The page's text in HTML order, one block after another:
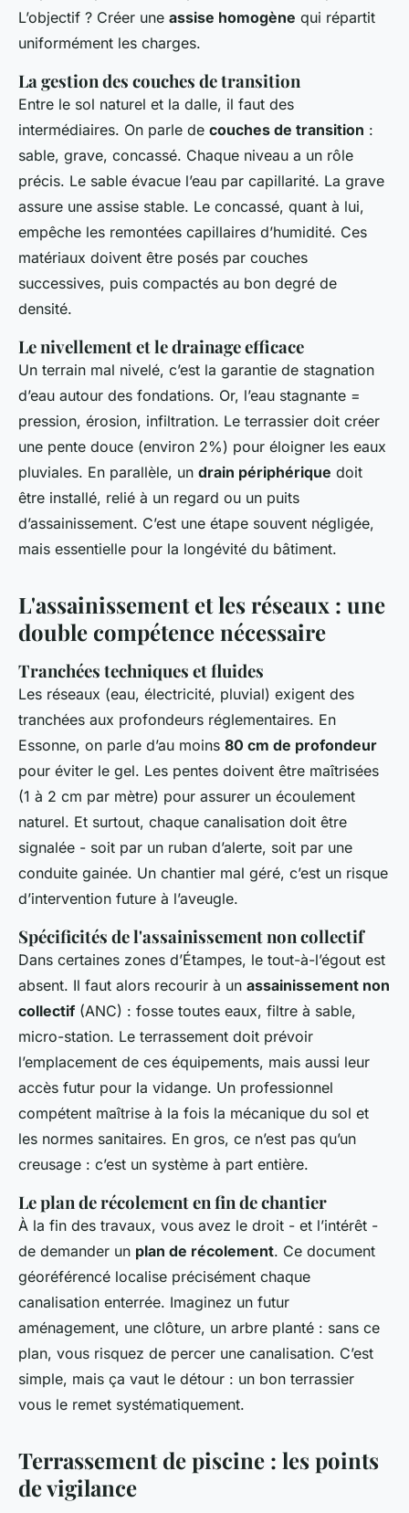
L’objectif ? Créer une assise homogène qui répartit
uniformément les charges.
La gestion des couches de transition
Entre le sol naturel et la dalle, il faut des
intermédiaires. On parle de couches de transition :
sable, grave, concassé. Chaque niveau a un rôle
précis. Le sable évacue l’eau par capillarité. La grave
assure une assise stable. Le concassé, quant à lui,
empêche les remontées capillaires d’humidité. Ces
matériaux doivent être posés par couches
successives, puis compactés au bon degré de
densité.
Le nivellement et le drainage efficace
Un terrain mal nivelé, c’est la garantie de stagnation
d’eau autour des fondations. Or, l’eau stagnante =
pression, érosion, infiltration. Le terrassier doit créer
une pente douce (environ 2%) pour éloigner les eaux
pluviales. En parallèle, un drain périphérique doit
être installé, relié à un regard ou un puits
d’assainissement. C’est une étape souvent négligée,
mais essentielle pour la longévité du bâtiment.
L'assainissement et les réseaux : une
double compétence nécessaire
Tranchées techniques et fluides
Les réseaux (eau, électricité, pluvial) exigent des
tranchées aux profondeurs réglementaires. En
Essonne, on parle d’au moins 80 cm de profondeur
pour éviter le gel. Les pentes doivent être maîtrisées
(1 à 2 cm par mètre) pour assurer un écoulement
naturel. Et surtout, chaque canalisation doit être
signalée - soit par un ruban d’alerte, soit par une
conduite gainée. Un chantier mal géré, c’est un risque
d’intervention future à l’aveugle.
Spécificités de l'assainissement non collectif
Dans certaines zones d’Étampes, le tout-à-l’égout est
absent. Il faut alors recourir à un assainissement non
collectif (ANC) : fosse toutes eaux, filtre à sable,
micro-station. Le terrassement doit prévoir
l’emplacement de ces équipements, mais aussi leur
accès futur pour la vidange. Un professionnel
compétent maîtrise à la fois la mécanique du sol et
les normes sanitaires. En gros, ce n’est pas qu’un
creusage : c’est un système à part entière.
Le plan de récolement en fin de chantier
À la fin des travaux, vous avez le droit - et l’intérêt -
de demander un plan de récolement. Ce document
géoréférencé localise précisément chaque
canalisation enterrée. Imaginez un futur
aménagement, une clôture, un arbre planté : sans ce
plan, vous risquez de percer une canalisation. C’est
simple, mais ça vaut le détour : un bon terrassier
vous le remet systématiquement.
Terrassement de piscine : les points
de vigilance